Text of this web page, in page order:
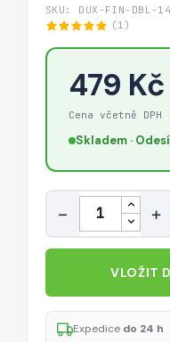
SKU: DUX-FIN-DBL-
(1)
479 Kč
Cena včetně
Skladem ·
Množství
− +
VLOŽIT
Expedice do 24 h